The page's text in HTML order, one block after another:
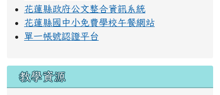
花蓮縣政府公文整合資訊系統
花蓮縣國中小免費學校午餐網站
單一帳號認證平台
教學資源